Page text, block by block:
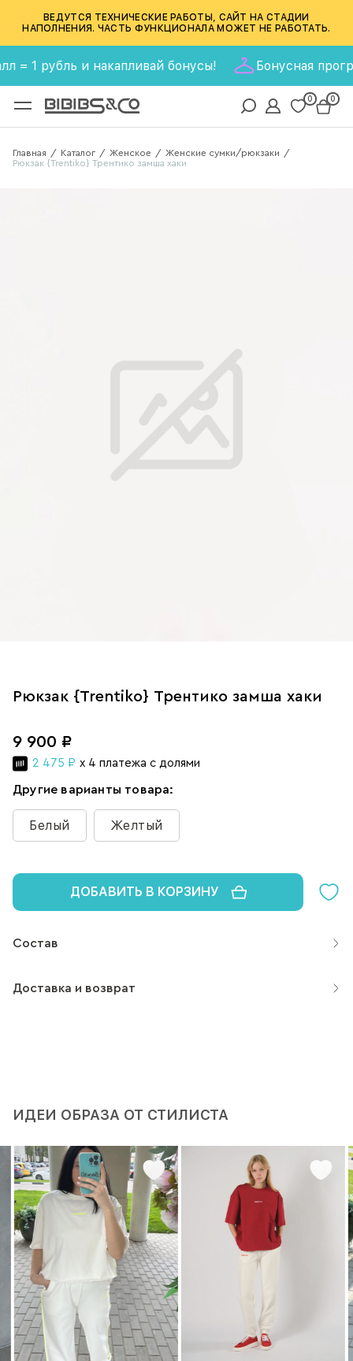
ВЕДУТСЯ ТЕХНИЧЕСКИЕ РАБОТЫ, САЙТ НА СТАДИИ
НАПОЛНЕНИЯ. ЧАСТЬ ФУНКЦИОНАЛА МОЖЕТ НЕ РАБОТАТЬ.
рубль и накапливай бонусы! Бонусная
0 0
Главная / Каталог / Женское / Женские сумки/рюкзаки /
Рюкзак {Trentiko} Трентико замша хаки
Рюкзак {Trentiko} Трентико замша хаки
9 900 ₽
2 475 ₽ x 4 платежа с долями
Другие варианты товара:
Белый Желтый
ДОБАВИТЬ В КОРЗИНУ
Состав
Доставка и возврат
ИДЕИ ОБРАЗА ОТ СТИЛИСТА